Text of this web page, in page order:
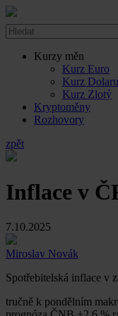
Kurzy měn
Kurz Euro
Kurz Dolaru
Kurz Zlotý
Kryptoměny
Rozhovory
zpět
Inflace v
7.10.2025
Miroslav Novák
Spotřebitelská inflace v
tručně k pondělním